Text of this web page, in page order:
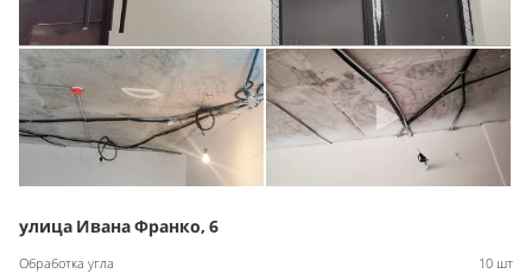
улица Ивана Франко, 6
Обработка угла
10 шт